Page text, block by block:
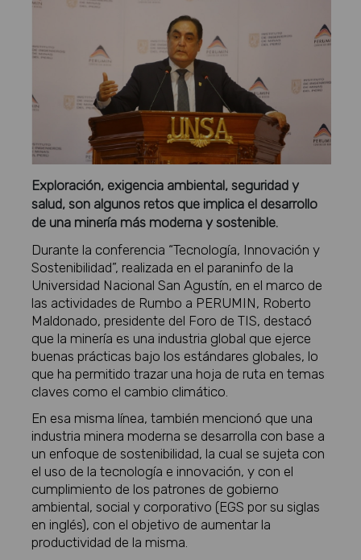
Exploración, exigencia ambiental, seguridad y
salud, son algunos retos que implica el desarrollo
de una minería más moderna y sostenible.
Durante la conferencia “Tecnología, Innovación y
Sostenibilidad”, realizada en el paraninfo de la
Universidad Nacional San Agustín, en el marco de
las actividades de Rumbo a PERUMIN, Roberto
Maldonado, presidente del Foro de TIS, destacó
que la minería es una industria global que ejerce
buenas prácticas bajo los estándares globales, lo
que ha permitido trazar una hoja de ruta en temas
claves como el cambio climático.
En esa misma línea, también mencionó que una
industria minera moderna se desarrolla con base a
un enfoque de sostenibilidad, la cual se sujeta con
el uso de la tecnología e innovación, y con el
cumplimiento de los patrones de gobierno
ambiental, social y corporativo (EGS por su siglas
en inglés), con el objetivo de aumentar la
productividad de la misma.